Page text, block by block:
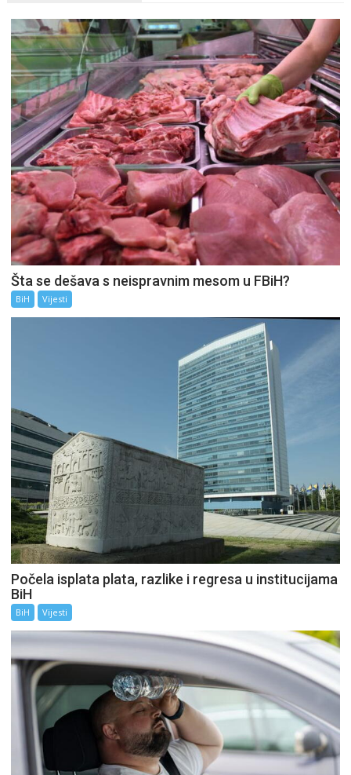
Šta se dešava s neispravnim mesom u FBiH?
BiH Vijesti
Počela isplata plata, razlike i regresa u institucijama
BiH
BiH Vijesti